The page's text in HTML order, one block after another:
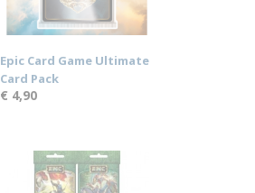
Epic Card Game Ultimate
Card Pack
€ 4,90